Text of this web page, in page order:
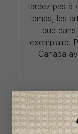
tardez pas à
temps, les
que
exemplaire.
Canada